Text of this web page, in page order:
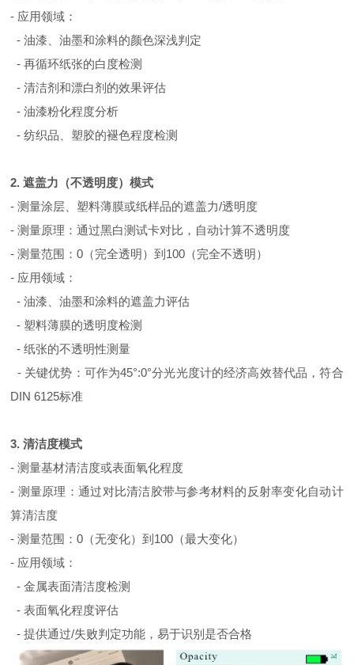
- 应用领域：
- 油漆、油墨和涂料的颜色深浅判定
- 再循环纸张的白度检测
- 清洁剂和漂白剂的效果评估
- 油漆粉化程度分析
- 纺织品、塑胶的褪色程度检测
2. 遮盖力（不透明度）模式
- 测量涂层、塑料薄膜或纸样品的遮盖力/透明度
- 测量原理：通过黑白测试卡对比，自动计算不透明度
- 测量范围：0（完全透明）到100（完全不透明）
- 应用领域：
- 油漆、油墨和涂料的遮盖力评估
- 塑料薄膜的透明度检测
- 纸张的不透明性测量
- 关键优势：可作为45°:0°分光光度计的经济高效替代品，符合
DIN 6125标准
3. 清洁度模式
- 测量基材清洁度或表面氧化程度
- 测量原理：通过对比清洁胶带与参考材料的反射率变化自动计
算清洁度
- 测量范围：0（无变化）到100（最大变化）
- 应用领域：
- 金属表面清洁度检测
- 表面氧化程度评估
- 提供通过/失败判定功能，易于识别是否合格